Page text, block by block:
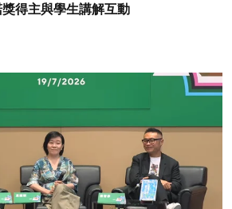
得主與學生講解互動